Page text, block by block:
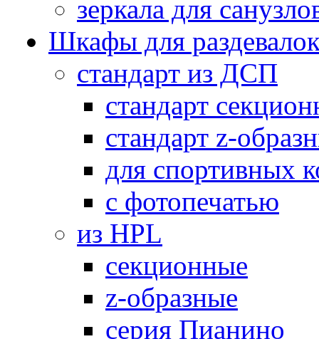
зеркала для
Шкафы для
стандарт из ДСП
стандарт
стандарт z-
для спортивных
с фотопечатью
из HPL
секционные
z-образные
серия Пианино